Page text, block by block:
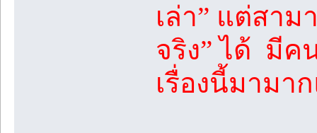
เล่า” แต่สาม
จริง” ได้ มีค
เรื่องนี้มามา